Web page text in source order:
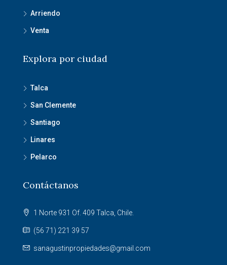
Arriendo
Venta
Explora por ciudad
Talca
San Clemente
Santiago
Linares
Pelarco
Contáctanos
1 Norte 931 Of. 409 Talca, Chile.
(56 71) 221 39 57
sanagustinpropiedades@gmail.com